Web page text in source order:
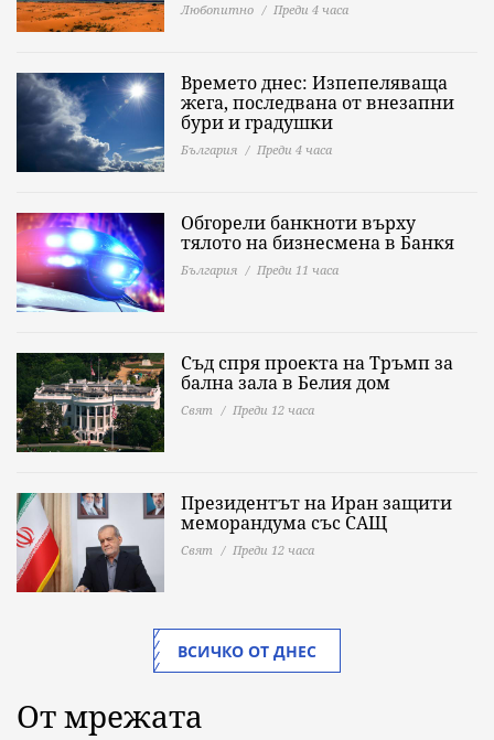
Любопитно Преди 4 часа
Времето днес: Изпепеляваща
жега, последвана от внезапни
бури и градушки
България Преди 4 часа
Обгорели банкноти върху
тялото на бизнесмена в Банкя
България Преди 11 часа
Съд спря проекта на Тръмп за
бална зала в Белия дом
Свят Преди 12 часа
Президентът на Иран защити
меморандума със САЩ
Свят Преди 12 часа
ВСИЧКО ОТ ДНЕС
От мрежата